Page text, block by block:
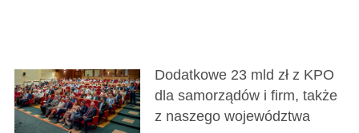
Dodatkowe 23 mld zł z KPO
dla samorządów i firm, także
z naszego województwa